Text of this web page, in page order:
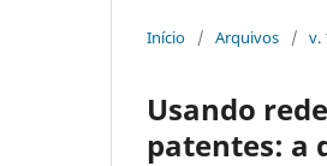
Início / Arquivos / v.
Usando
patentes: a